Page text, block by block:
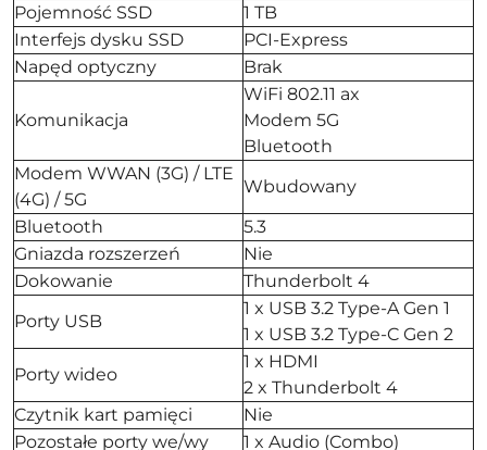
Pojemność SSD
1 TB
Interfejs dysku SSD
PCI-Express
Napęd optyczny
Brak
Komunikacja
WiFi 802.11 ax
Modem 5G
Bluetooth
Modem WWAN (3G) / LTE
(4G) / 5G
Wbudowany
Bluetooth
5.3
Gniazda rozszerzeń
Nie
Dokowanie
Thunderbolt 4
Porty USB
1 x USB 3.2 Type-A Gen 1
1 x USB 3.2 Type-C Gen 2
Porty wideo
1 x HDMI
2 x Thunderbolt 4
Czytnik kart pamięci
Nie
Pozostałe porty we/wy
1 x Audio (Combo)